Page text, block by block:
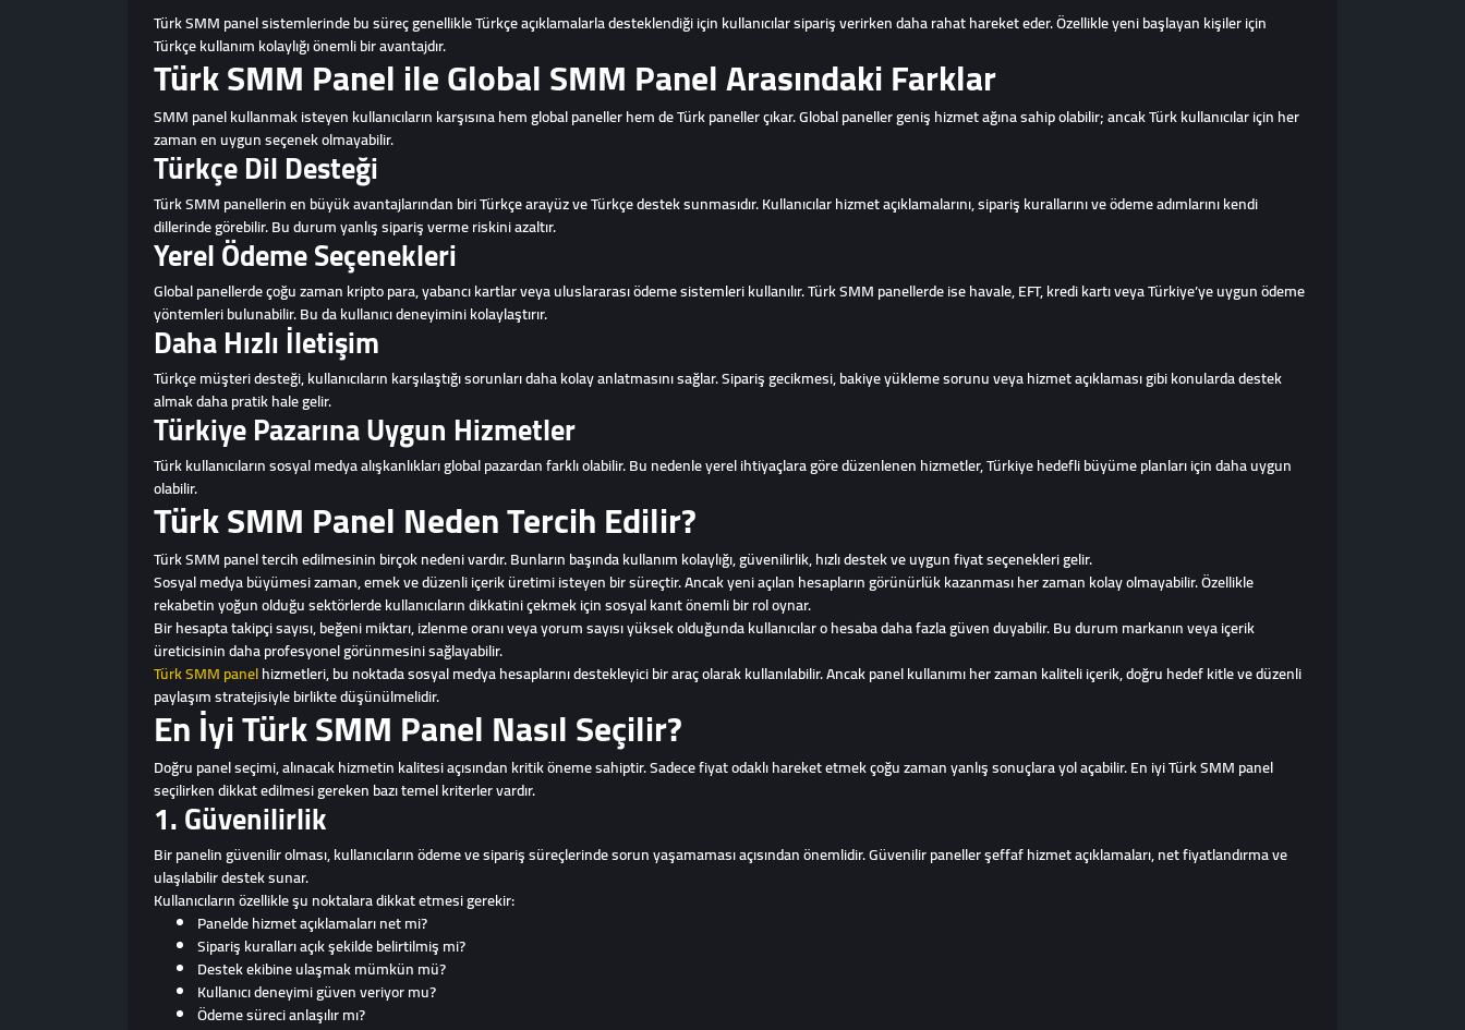
Türk SMM panel sistemlerinde bu süreç genellikle Türkçe açıklamalarla desteklendiği için kullanıcılar sipariş verirken daha rahat hareket eder. Özellikle yeni başlayan kişiler için
Türkçe kullanım kolaylığı önemli bir avantajdır.
Türk SMM Panel ile Global SMM Panel Arasındaki Farklar
SMM panel kullanmak isteyen kullanıcıların karşısına hem global paneller hem de Türk paneller çıkar. Global paneller geniş hizmet ağına sahip olabilir; ancak Türk kullanıcılar için her
zaman en uygun seçenek olmayabilir.
Türkçe Dil Desteği
Türk SMM panellerin en büyük avantajlarından biri Türkçe arayüz ve Türkçe destek sunmasıdır. Kullanıcılar hizmet açıklamalarını, sipariş kurallarını ve ödeme adımlarını kendi
dillerinde görebilir. Bu durum yanlış sipariş verme riskini azaltır.
Yerel Ödeme Seçenekleri
Global panellerde çoğu zaman kripto para, yabancı kartlar veya uluslararası ödeme sistemleri kullanılır. Türk SMM panellerde ise havale, EFT, kredi kartı veya Türkiye’ye uygun ödeme
yöntemleri bulunabilir. Bu da kullanıcı deneyimini kolaylaştırır.
Daha Hızlı İletişim
Türkçe müşteri desteği, kullanıcıların karşılaştığı sorunları daha kolay anlatmasını sağlar. Sipariş gecikmesi, bakiye yükleme sorunu veya hizmet açıklaması gibi konularda destek
almak daha pratik hale gelir.
Türkiye Pazarına Uygun Hizmetler
Türk kullanıcıların sosyal medya alışkanlıkları global pazardan farklı olabilir. Bu nedenle yerel ihtiyaçlara göre düzenlenen hizmetler, Türkiye hedefli büyüme planları için daha uygun
olabilir.
Türk SMM Panel Neden Tercih Edilir?
Türk SMM panel tercih edilmesinin birçok nedeni vardır. Bunların başında kullanım kolaylığı, güvenilirlik, hızlı destek ve uygun fiyat seçenekleri gelir.
Sosyal medya büyümesi zaman, emek ve düzenli içerik üretimi isteyen bir süreçtir. Ancak yeni açılan hesapların görünürlük kazanması her zaman kolay olmayabilir. Özellikle
rekabetin yoğun olduğu sektörlerde kullanıcıların dikkatini çekmek için sosyal kanıt önemli bir rol oynar.
Bir hesapta takipçi sayısı, beğeni miktarı, izlenme oranı veya yorum sayısı yüksek olduğunda kullanıcılar o hesaba daha fazla güven duyabilir. Bu durum markanın veya içerik
üreticisinin daha profesyonel görünmesini sağlayabilir.
Türk SMM panelhizmetleri, bu noktada sosyal medya hesaplarını destekleyici bir araç olarak kullanılabilir. Ancak panel kullanımı her zaman kaliteli içerik, doğru hedef kitle ve düzenli
paylaşım stratejisiyle birlikte düşünülmelidir.
En İyi Türk SMM Panel Nasıl Seçilir?
Doğru panel seçimi, alınacak hizmetin kalitesi açısından kritik öneme sahiptir. Sadece fiyat odaklı hareket etmek çoğu zaman yanlış sonuçlara yol açabilir. En iyi Türk SMM panel
seçilirken dikkat edilmesi gereken bazı temel kriterler vardır.
1. Güvenilirlik
Bir panelin güvenilir olması, kullanıcıların ödeme ve sipariş süreçlerinde sorun yaşamaması açısından önemlidir. Güvenilir paneller şeffaf hizmet açıklamaları, net fiyatlandırma ve
ulaşılabilir destek sunar.
Kullanıcıların özellikle şu noktalara dikkat etmesi gerekir:
Panelde hizmet açıklamaları net mi?
Sipariş kuralları açık şekilde belirtilmiş mi?
Destek ekibine ulaşmak mümkün mü?
Kullanıcı deneyimi güven veriyor mu?
Ödeme süreci anlaşılır mı?